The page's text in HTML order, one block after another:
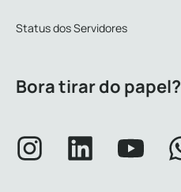
Status dos Servidores
Bora tirar do papel?